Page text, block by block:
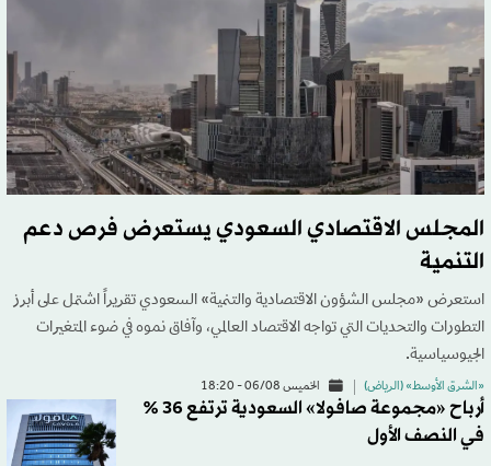
المجلس الاقتصادي السعودي يستعرض فرص دعم
التنمية
استعرض «مجلس الشؤون الاقتصادية والتنمية» السعودي تقريراً اشتمل على أبرز
التطورات والتحديات التي تواجه الاقتصاد العالمي، وآفاق نموه في ضوء المتغيرات
الجيوسياسية.
«الشرق الأوسط» (الرياض) الخميس 06/08 - 18:20
أرباح «مجموعة صافولا» السعودية ترتفع 36 %
في النصف الأول